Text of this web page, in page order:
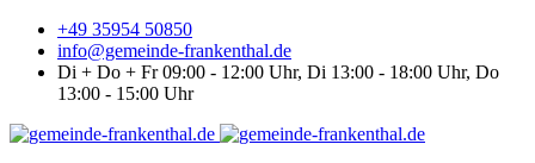
+49 35954 50850
info@gemeinde-frankenthal.de
Di + Do + Fr 09:00 - 12:00 Uhr, Di 13:00 - 18:00 Uhr, Do
13:00 - 15:00 Uhr